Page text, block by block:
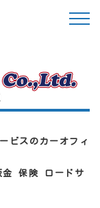
ビスのカーオフィ
保険 ロードサ